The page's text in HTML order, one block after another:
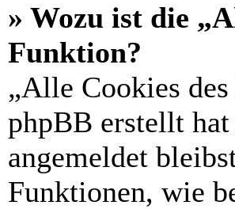
» Wozu ist die
Funktion?
„Alle Cookies
phpBB erstellt
angemeldet
Funktionen, wie